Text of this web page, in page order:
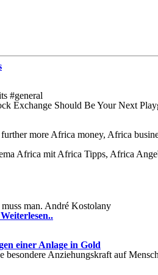
#general
Exchange Should Be Your Next
more Africa money, Africa
Africa mit Africa Tipps, Africa
man. André Kostolany
einer Anlage in Gold
besondere Anziehungskraft auf